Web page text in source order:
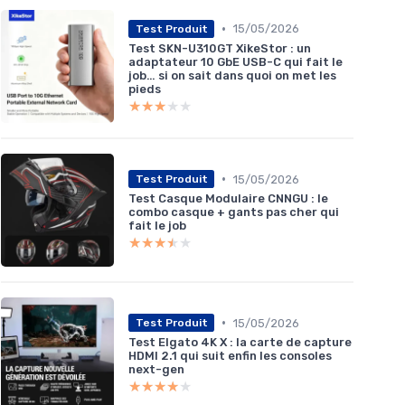
Test Produit • 15/05/2026
Test SKN-U310GT XikeStor : un
adaptateur 10 GbE USB-C qui fait le
job… si on sait dans quoi on met les
pieds
★★★★★
★★★★★
Test Produit • 15/05/2026
Test Casque Modulaire CNNGU : le
combo casque + gants pas cher qui
fait le job
★★★★★
★★★★★
Test Produit • 15/05/2026
Test Elgato 4K X : la carte de capture
HDMI 2.1 qui suit enfin les consoles
next-gen
★★★★★
★★★★★